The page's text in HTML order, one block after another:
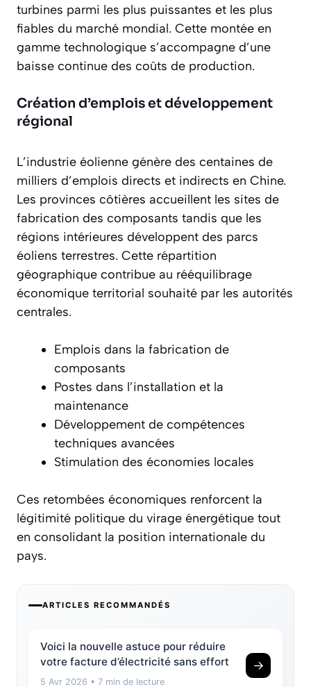
turbines parmi les plus puissantes et les plus
fiables du marché mondial. Cette montée en
gamme technologique s’accompagne d’une
baisse continue des coûts de production.
Création d’emplois et développement
régional
L’industrie éolienne génère des centaines de
milliers d’emplois directs et indirects en Chine.
Les provinces côtières accueillent les sites de
fabrication des composants tandis que les
régions intérieures développent des parcs
éoliens terrestres. Cette répartition
géographique contribue au rééquilibrage
économique territorial souhaité par les autorités
centrales.
Emplois dans la fabrication de
composants
Postes dans l’installation et la
maintenance
Développement de compétences
techniques avancées
Stimulation des économies locales
Ces retombées économiques renforcent la
légitimité politique du virage énergétique tout
en consolidant la position internationale du
pays.
ARTICLES RECOMMANDÉS
Voici la nouvelle astuce pour réduire
votre facture d’électricité sans effort
5 Avr 2026 • 7 min de lecture
→